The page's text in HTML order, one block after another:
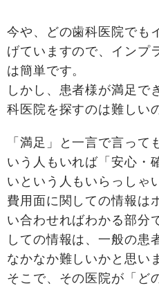
今や、どの歯科医院でも
げていますので、インプ
は簡単です。
しかし、患者様が満足で
科医院を探すのは難しい
「満足」と一言で言って
いう人もいれば「安心・
いという人もいらっしゃ
費用面に関しての情報は
い合わせればわかる部分
しての情報は、一般の患
なかなか難しいかと思い
そこで、その医院が「ど